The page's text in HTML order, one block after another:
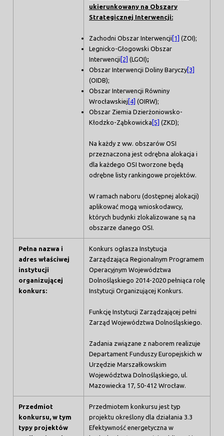
ukierunkowany na Obszary
Strategicznej Interwencji:
Zachodni Obszar Interwencji [1] (ZOI);
Legnicko-Głogowski Obszar
Interwencji [2] (LGOI);
Obszar Interwencji Doliny Baryczy[3]
(OIDB);
Obszar Interwencji Równiny
Wrocławskiej [4] (OIRW);
Obszar Ziemia Dzierżoniowsko-
Kłodzko-Ząbkowicka [5] (ZKD);
Na każdy z ww. obszarów OSI
przeznaczona jest odrębna alokacja i
dla każdego OSI tworzone będą
odrębne listy rankingowe projektów.
W ramach naboru (dostępnej alokacji)
aplikować mogą wnioskodawcy,
których budynki zlokalizowane są na
obszarze danego OSI.
Pełna nazwa i
adres właściwej
instytucji
organizującej
konkurs:
Konkurs ogłasza Instytucja
Zarządzająca Regionalnym Programem
Operacyjnym Województwa
Dolnośląskiego 2014-2020 pełniąca rolę
Instytucji Organizującej Konkurs.
Funkcję Instytucji Zarządzającej pełni
Zarząd Województwa Dolnośląskiego.
Zadania związane z naborem realizuje
Departament Funduszy Europejskich w
Urzędzie Marszałkowskim
Województwa Dolnośląskiego, ul.
Mazowiecka 17, 50-412 Wrocław.
Przedmiot
konkursu, w tym
typy projektów
Przedmiotem konkursu jest typ
projektu określony dla działania 3.3
Efektywność energetyczna w